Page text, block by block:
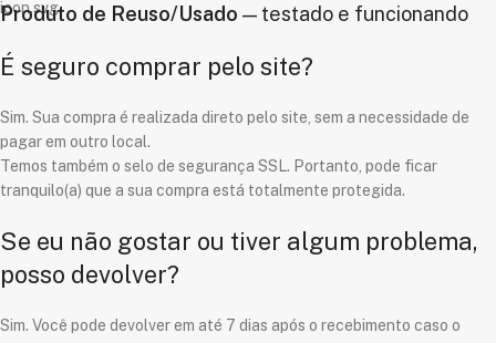
Produto de Reuso/Usado — testado e funcionando
É seguro comprar pelo site?
Sim. Sua compra é realizada direto pelo site, sem a necessidade de
pagar em outro local.
Temos também o selo de segurança SSL. Portanto, pode ficar
tranquilo(a) que a sua compra está totalmente protegida.
Se eu não gostar ou tiver algum problema,
posso devolver?
Sim. Você pode devolver em até 7 dias após o recebimento caso o